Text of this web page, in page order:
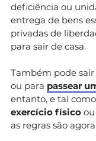
deficiência ou
entrega de bens
privadas de
para sair de casa.
Também pode
ou para passear
entanto, e tal
exercício físico
as regras são